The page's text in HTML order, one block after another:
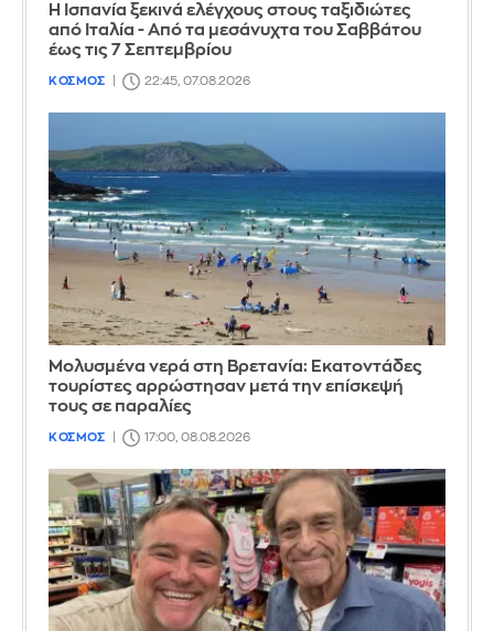
Η Ισπανία ξεκινά ελέγχους στους ταξιδιώτες
από Ιταλία - Από τα μεσάνυχτα του Σαββάτου
έως τις 7 Σεπτεμβρίου
ΚΟΣΜΟΣ 22:45, 07.08.2026
Μολυσμένα νερά στη Βρετανία: Εκατοντάδες
τουρίστες αρρώστησαν μετά την επίσκεψή
τους σε παραλίες
ΚΟΣΜΟΣ 17:00, 08.08.2026